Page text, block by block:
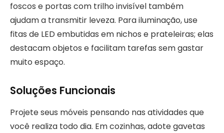
foscos e portas com trilho invisível também
ajudam a transmitir leveza. Para iluminação, use
fitas de LED embutidas em nichos e prateleiras; elas
destacam objetos e facilitam tarefas sem gastar
muito espaço.
Soluções Funcionais
Projete seus móveis pensando nas atividades que
você realiza todo dia. Em cozinhas, adote gavetas